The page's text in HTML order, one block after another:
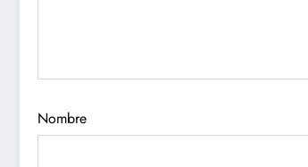
Nombre